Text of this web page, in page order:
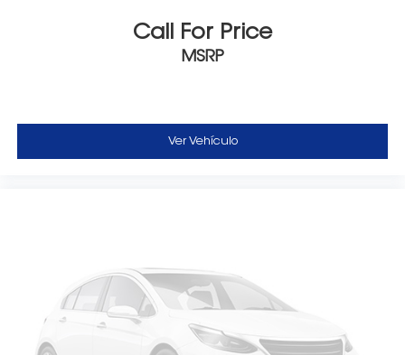
Call For Price
MSRP
Ver Vehículo